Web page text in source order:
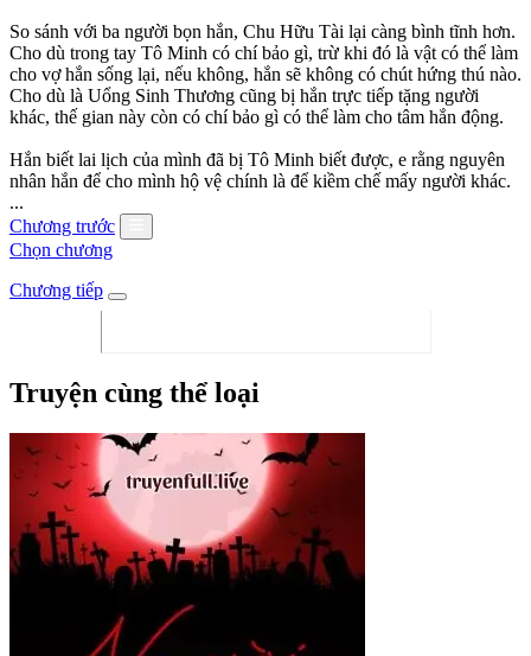
So sánh với ba người bọn hắn, Chu Hữu Tài lại càng bình tĩnh hơn.
Cho dù trong tay Tô Minh có chí bảo gì, trừ khi đó là vật có thể làm
cho vợ hắn sống lại, nếu không, hắn sẽ không có chút hứng thú nào.
Cho dù là Uổng Sinh Thương cũng bị hắn trực tiếp tặng người
khác, thế gian này còn có chí bảo gì có thể làm cho tâm hắn động.
Hắn biết lai lịch của mình đã bị Tô Minh biết được, e rằng nguyên
nhân hắn để cho mình hộ vệ chính là để kiềm chế mấy người khác.
...
Chương trước
Chọn chương
Chương tiếp
Truyện cùng thể loại